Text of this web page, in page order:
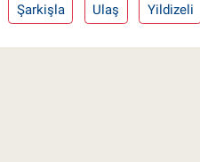
Şarkişla Ulaş Yildizeli